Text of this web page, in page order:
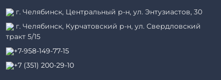
г. Челябинск, Центральный р-н, ул. Энтузиастов, 30
г. Челябинск, Курчатовский р-н, ул. Свердловский
тракт 5/15
+7-958-149-77-15
+7 (351) 200-29-10